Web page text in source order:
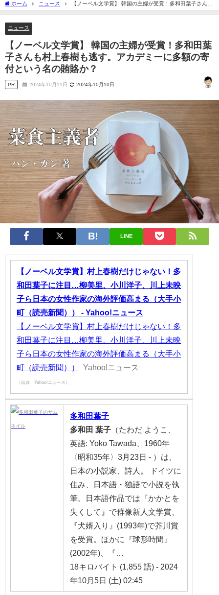
ホーム ニュース
【ノーベル文学賞】 韓国の主婦が受賞！多和田葉子さんも
村上春樹も逃す。アカデミーに多額の寄付という名の賄賂か？
ニュース
【ノーベル文学賞】 韓国の主婦が受賞！多和田葉
子さんも村上春樹も逃す。アカデミーに多額の寄
付という名の賄賂か？
PR 2024年10月11日 2024年10月10日
LINE
【ノーベル文学賞】村上春樹だけじゃない！多
和田葉子に注目…柳美里、小川洋子、川上未映
子ら日本の女性作家の海外評価高まる（大手小
町（読売新聞）） - Yahoo!ニュース
【ノーベル文学賞】村上春樹だけじゃない！多
和田葉子に注目…柳美里、小川洋子、川上未映
子ら日本の女性作家の海外評価高まる（大手小
町（読売新聞））
Yahoo!ニュース
（出典：Yahoo!ニュース）
多和田葉子
多和田 葉子 （たわだ ようこ、
英語: Yoko Tawada、1960年
〈昭和35年〉3月23日 - ）は、
日本の小説家、詩人。 ドイツに
住み、日本語・独語で小説を執
筆。日本語作品では『かかとを
失くして』で群像新人文学賞、
『犬婿入り』(1993年)で芥川賞
を受賞。ほかに『球形時間』
(2002年)、『…
18キロバイト (1,855 語) - 2024
年10月5日 (土) 02:45